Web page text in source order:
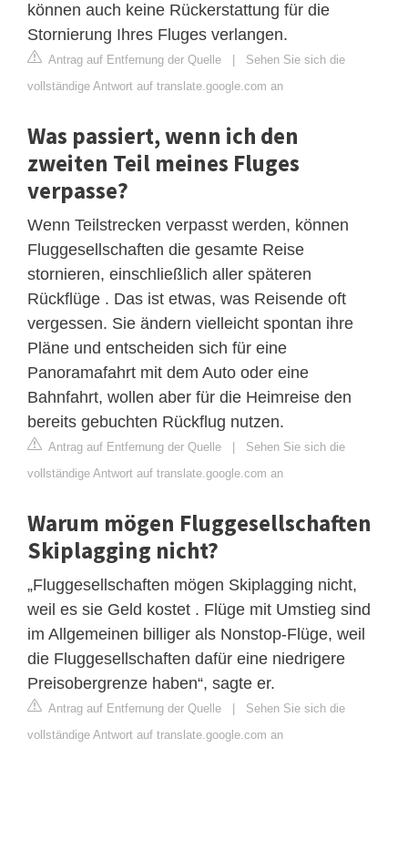
können auch keine Rückerstattung für die
Stornierung Ihres Fluges verlangen.
Antrag auf Entfernung der Quelle | Sehen Sie sich die
vollständige Antwort auf translate.google.com an
Was passiert, wenn ich den
zweiten Teil meines Fluges
verpasse?
Wenn Teilstrecken verpasst werden, können
Fluggesellschaften die gesamte Reise
stornieren, einschließlich aller späteren
Rückflüge . Das ist etwas, was Reisende oft
vergessen. Sie ändern vielleicht spontan ihre
Pläne und entscheiden sich für eine
Panoramafahrt mit dem Auto oder eine
Bahnfahrt, wollen aber für die Heimreise den
bereits gebuchten Rückflug nutzen.
Antrag auf Entfernung der Quelle | Sehen Sie sich die
vollständige Antwort auf translate.google.com an
Warum mögen Fluggesellschaften
Skiplagging nicht?
„Fluggesellschaften mögen Skiplagging nicht,
weil es sie Geld kostet . Flüge mit Umstieg sind
im Allgemeinen billiger als Nonstop-Flüge, weil
die Fluggesellschaften dafür eine niedrigere
Preisobergrenze haben“, sagte er.
Antrag auf Entfernung der Quelle | Sehen Sie sich die
vollständige Antwort auf translate.google.com an